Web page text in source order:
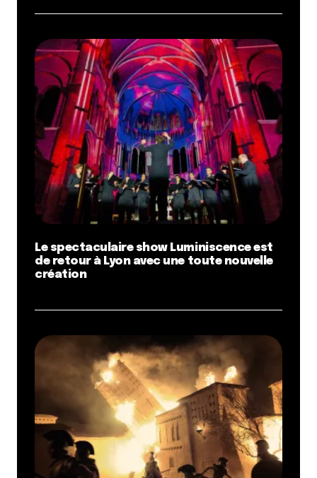
Le spectaculaire show Luminiscence est
de retour à Lyon avec une toute nouvelle
création